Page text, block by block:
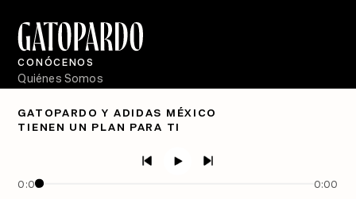
GATOPARDO Y ADIDAS MÉXICO
TIENEN UN PLAN PARA TI
0:00 0:00
CONÓCENOS
Quiénes Somos
PÓDCASTS
Crecer en Distopía